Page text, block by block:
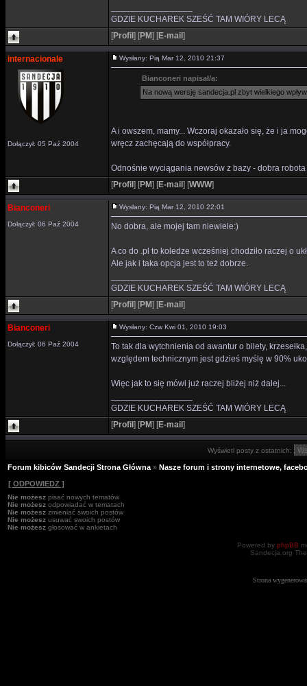
GDZIE KUCHAREK SZEŚĆ TAM WIÓRY LECĄ
[Profil ] [PM] [E-mail ]
internacionale
Dołączył: 05 Paź 2004
Wysłany: Pią Mar 12, 2010 21:37
Bianconeri napisał/a:
Na nową wersję sandecja.pl zbyt wielkiego
A i owszem, mamy... Wczoraj okazało się, że i ja
wręcz zachęcają do współpracy.
Odnośnie wyciągania newsów z bazy - dobra
[Profil ] [PM] [E-mail ] [WWW]
Bianconeri
Dołączył: 06 Paź 2004
Wysłany: Pią Mar 12, 2010 22:01
No dobra, ale mojej tam niewiele:)
A co do .pl to koledze wcześniej chodziło raczej o
Ale jak i taka opcja jest to też dobrze.
GDZIE KUCHAREK SZEŚĆ TAM WIÓRY LECĄ
[Profil ] [PM] [E-mail ]
Bianconeri
Dołączył: 06 Paź 2004
Wysłany: Czw Kwi 01, 2010 19:03
To tak dla wytchnienia od awantur o bilety,
względem technicznym jest gdzieś myślę w 90%
Więc jak to się mówi już raczej bliżej niż dalej...
GDZIE KUCHAREK SZEŚĆ TAM WIÓRY LECĄ
[Profil ] [PM] [E-mail ]
Wyświetl posty z ostatnich:
Forum kibiców Sandecji Strona Główna » Nasze forum i strony internetowe,
[ ODPOWIEDZ ]
Nie możesz pisać nowych tematów
Nie możesz odpowiadać w tematach
Nie możesz zmieniać swoich postów
Nie możesz usuwać swoich postów
Nie możesz głosować w ankietach
Powered by phpBB
Sandecja.org
Strona